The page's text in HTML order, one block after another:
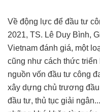
Về động lực để đầu tư
2021, TS. Lê Duy Bình,
Vietnam đánh giá, một
cũng như cách thức
nguồn vốn đầu tư công
xây dựng chủ trương
đầu tư, thủ tục giải